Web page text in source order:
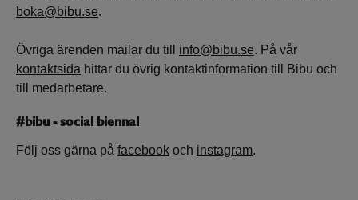
boka@bibu.se.
Övriga ärenden mailar du till info@bibu.se. På vår
kontaktsida hittar du övrig kontaktinformation till Bibu och
till medarbetare.
#bibu - social biennal
Följ oss gärna på facebook och instagram.